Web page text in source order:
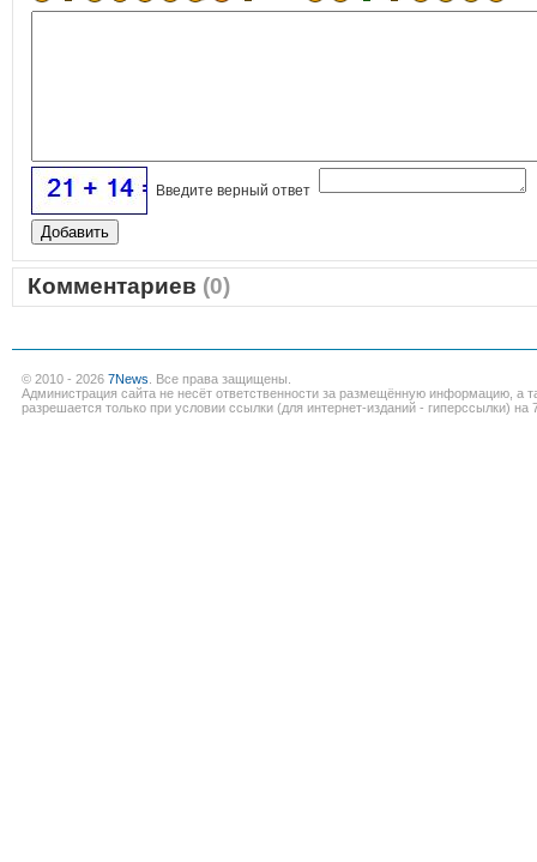
Введите верный ответ
Комментариев (0)
© 2010 - 2026 7News . Все права защищены.
Администрация сайта не несёт ответственности за размещённую информацию, а
разрешается только при условии ссылки (для интернет-изданий - гиперссылки) на